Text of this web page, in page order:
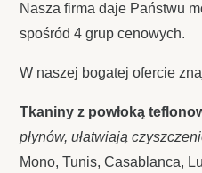
Nasza firma daje Państwu
spośród 4 grup cenowych.
W naszej bogatej ofercie
Tkaniny z powłoką
płynów, ułatwiają
Mono, Tunis, Casablanca,